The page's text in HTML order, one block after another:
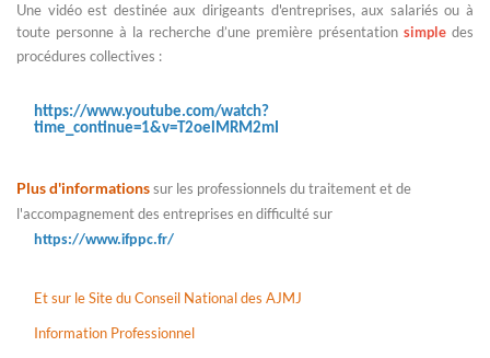
Une vidéo est destinée aux dirigeants d'entreprises, aux salariés ou à
toute personne à la recherche d’une première présentation simple des
procédures collectives :
https://www.youtube.com/watch?
time_continue=1&v=T2oelMRM2mI
Plus d'informationssur les professionnels du traitement et de
l'accompagnement des entreprises en difficulté sur
https://www.ifppc.fr/
Et sur le Site du Conseil National des AJMJ
Information Professionnel